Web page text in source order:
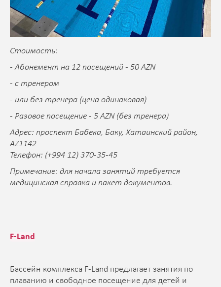
Стоимость:
- Абонемент на 12 посещений - 50 AZN
- с тренером
- или без тренера (цена одинаковая)
- Разовое посещение - 5 AZN (без тренера)
Адрес: проспект Бабека, Баку, Хатаинский район,
AZ1142
Телефон: (+994 12) 370-35-45
Примечание: для начала занятий требуется
медицинская справка и пакет документов.
F-Land
Бассейн комплекса F-Land предлагает занятия по
плаванию и свободное посещение для детей и